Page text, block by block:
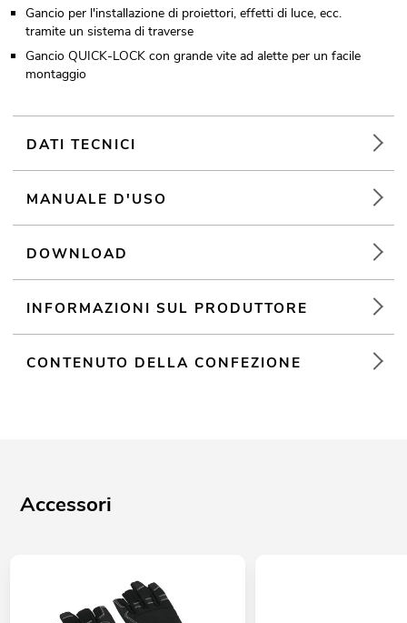
Gancio per l'installazione di proiettori, effetti di luce, ecc.
tramite un sistema di traverse
Gancio QUICK-LOCK con grande vite ad alette per un facile
montaggio
DATI TECNICI
MANUALE D'USO
DOWNLOAD
INFORMAZIONI SUL PRODUTTORE
CONTENUTO DELLA CONFEZIONE
Accessori